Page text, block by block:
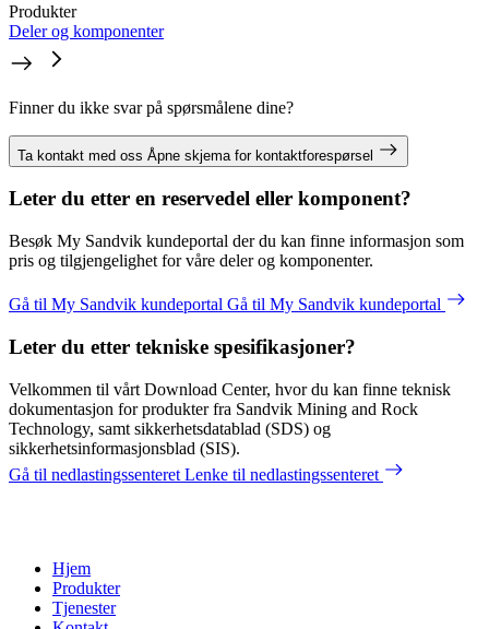
Produkter
Deler og komponenter
Finner du ikke svar på spørsmålene dine?
Ta kontakt med oss Åpne skjema for kontaktforespørsel
Leter du etter en reservedel eller komponent?
Besøk My Sandvik kundeportal der du kan finne informasjon som
pris og tilgjengelighet for våre deler og komponenter.
Gå til My Sandvik kundeportal Gå til My Sandvik kundeportal
Leter du etter tekniske spesifikasjoner?
Velkommen til vårt Download Center, hvor du kan finne teknisk
dokumentasjon for produkter fra Sandvik Mining and Rock
Technology, samt sikkerhetsdatablad (SDS) og
sikkerhetsinformasjonsblad (SIS).
Gå til nedlastingssenteret Lenke til nedlastingssenteret
Hjem
Produkter
Tjenester